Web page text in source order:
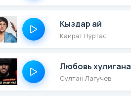
Кыздар ай
Кайрат Нуртас
Любовь хулигана
Султан Лагучев